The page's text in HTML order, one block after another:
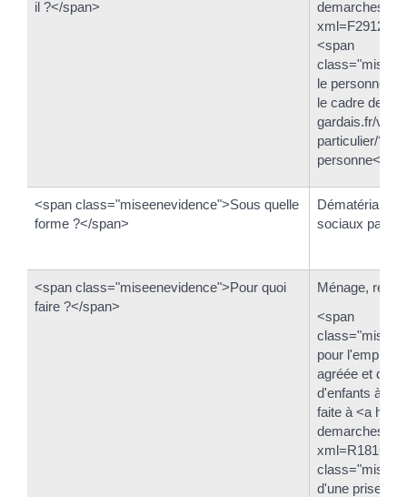
il ?</span>
demarches/
<span
le personnel
le cadre des
gardais.fr/
particulier/
personne</a>
<span class="miseenevidence">Sous quelle
forme ?</span>
sociaux papier
<span class="miseenevidence">Pour quoi
faire ?</span>
Ménage,
<span
pour l'emploi
agréée et d'un
d'enfants à
faite à <a
demarches/
d'une prise en